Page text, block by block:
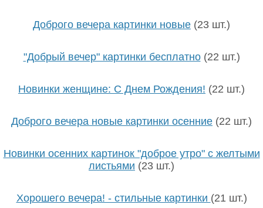
Доброго вечера картинки новые (23 шт.)
"Добрый вечер" картинки бесплатно(22 шт.)
Новинки женщине: С Днем Рождения! (22 шт.)
Доброго вечера новые картинки осенние (22 шт.)
Новинки осенних картинок "доброе утро" с желтыми
листьями (23 шт.)
Хорошего вечера! - стильные картинки (21 шт.)